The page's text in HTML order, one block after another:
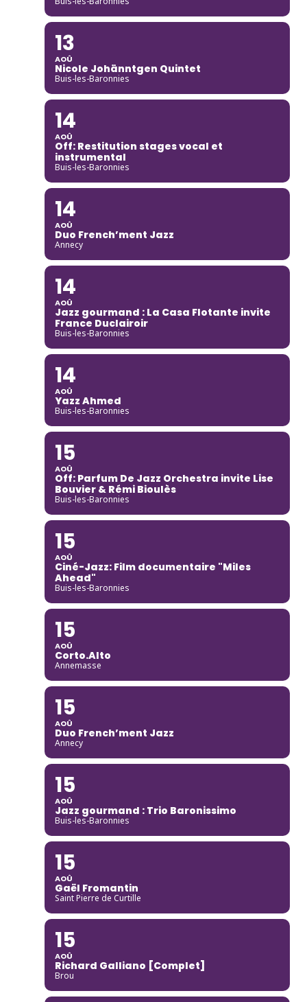
13
AOÛ
Nicole Johänntgen Quintet
Buis-les-Baronnies
14
AOÛ
Off: Restitution stages vocal et
instrumental
Buis-les-Baronnies
14
AOÛ
Duo French’ment Jazz
Annecy
14
AOÛ
Jazz gourmand : La Casa Flotante invite
France Duclairoir
Buis-les-Baronnies
14
AOÛ
Yazz Ahmed
Buis-les-Baronnies
15
AOÛ
Off: Parfum De Jazz Orchestra invite Lise
Bouvier & Rémi Bioulès
Buis-les-Baronnies
15
AOÛ
Ciné-Jazz: Film documentaire "Miles
Ahead"
Buis-les-Baronnies
15
AOÛ
Corto.Alto
Annemasse
15
AOÛ
Duo French’ment Jazz
Annecy
15
AOÛ
Jazz gourmand : Trio Baronissimo
Buis-les-Baronnies
15
AOÛ
Gaël Fromantin
Saint Pierre de Curtille
15
AOÛ
Richard Galliano [Complet]
Brou